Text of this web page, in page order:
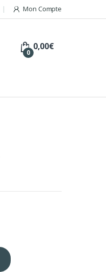
Mon Compte
0
0,00€